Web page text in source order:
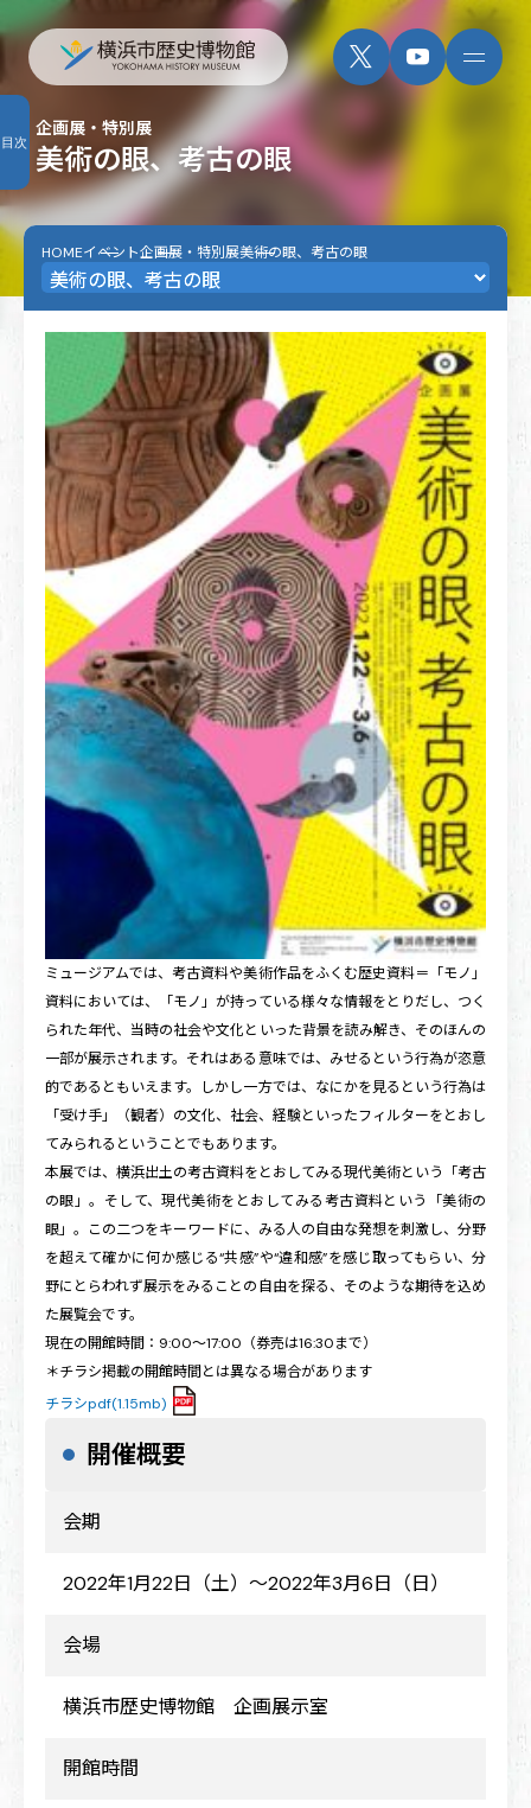
美術の眼、考古の眼
企画展・特別展
HOMEイベント企画展・特別展美術の眼、考古の眼
ミュージアムでは、考古資料や美術作品をふくむ歴史資料＝「モノ」
資料においては、「モノ」が持っている様々な情報をとりだし、つく
られた年代、当時の社会や文化といった背景を読み解き、そのほんの
一部が展示されます。それはある意味では、みせるという行為が恣意
的であるともいえます。しかし一方では、なにかを見るという行為は
「受け手」（観者）の文化、社会、経験といったフィルターをとおし
てみられるということでもあります。
本展では、横浜出土の考古資料をとおしてみる現代美術という「考古
の眼」。そして、現代美術をとおしてみる考古資料という「美術の
眼」。この二つをキーワードに、みる人の自由な発想を刺激し、分野
を超えて確かに何か感じる“共感”や“違和感”を感じ取ってもらい、分
野にとらわれず展示をみることの自由を探る、そのような期待を込め
た展覧会です。
現在の開館時間：9:00～17:00（券売は16:30まで）
＊チラシ掲載の開館時間とは異なる場合があります
チラシpdf(1.15mb)
開催概要
会期
2022年1月22日（土）～2022年3月6日（日）
会場
横浜市歴史博物館 企画展示室
開館時間
目次